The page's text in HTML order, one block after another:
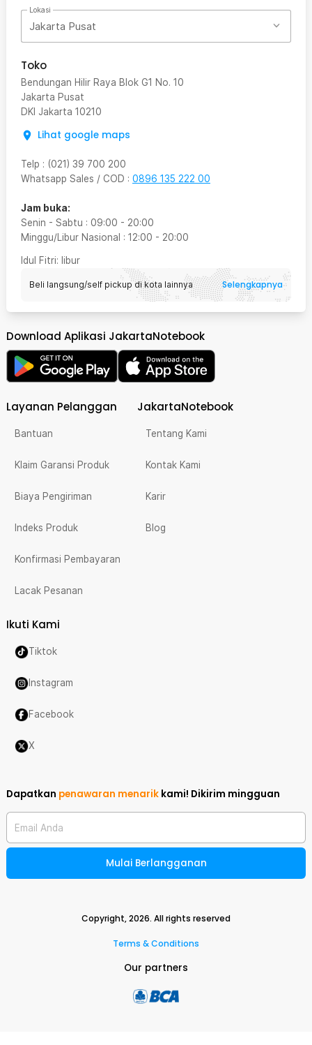
Lokasi
Jakarta Pusat
Toko
Bendungan Hilir Raya Blok G1 No. 10
Jakarta Pusat
DKI Jakarta 10210
Lihat google maps
Telp : (021) 39 700 200
Whatsapp Sales / COD : 0896 135 222 00
Jam buka:
Senin - Sabtu : 09:00 - 20:00
Minggu/Libur Nasional : 12:00 - 20:00
Idul Fitri: libur
Beli langsung/self pickup di kota lainnya Selengkapnya
Download Aplikasi JakartaNotebook
Layanan Pelanggan
Bantuan
Klaim Garansi Produk
Biaya Pengiriman
Indeks Produk
Konfirmasi Pembayaran
Lacak Pesanan
JakartaNotebook
Tentang Kami
Kontak Kami
Karir
Blog
Ikuti Kami
Tiktok
Instagram
Facebook
X
Dapatkan penawaran menarik kami! Dikirim mingguan
Email Anda
Mulai Berlangganan
Copyright,2026. All rights reserved
Terms & Conditions
Our partners